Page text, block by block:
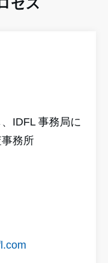
IDFL 事務局に
務所